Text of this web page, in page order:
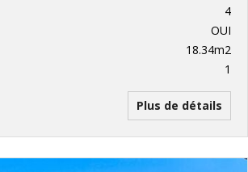
4
OUI
18.34m2
1
Plus de détails